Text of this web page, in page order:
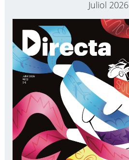
Juliol 2026